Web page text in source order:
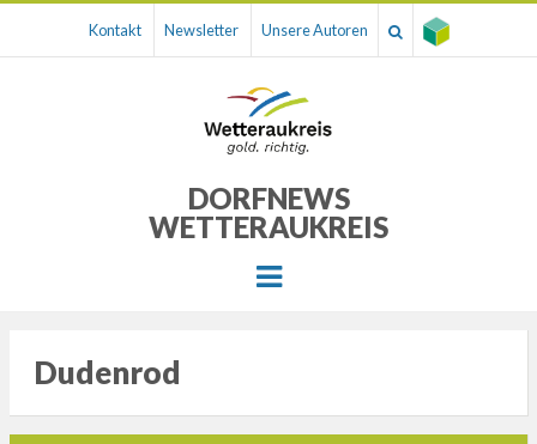
Kontakt Newsletter Unsere Autoren
DORFNEWS
WETTERAUKREIS
Menu
Dudenrod